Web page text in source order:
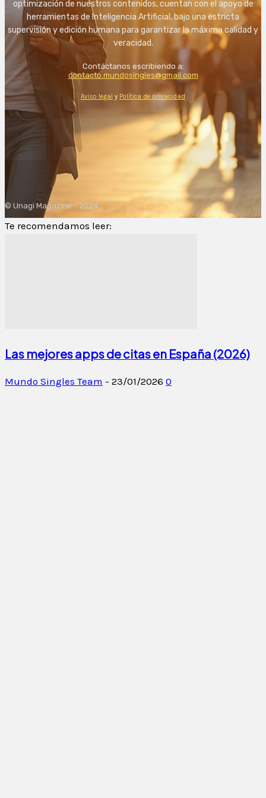
optimización de nuestros contenidos, cuentan con el apoyo de
herramientas de Inteligencia Artificial, bajo una estricta
supervisión y edición humana para garantizar la máxima calidad y
veracidad.
Contáctanos escribiendo a:
contacto.mundosingles@gmail.com
Aviso legal y Política de privacidad
© Unagi Magazine - 2024
Te recomendamos leer:
Las mejores apps de citas en España (2026)
Mundo Singles Team - 23/01/2026 0